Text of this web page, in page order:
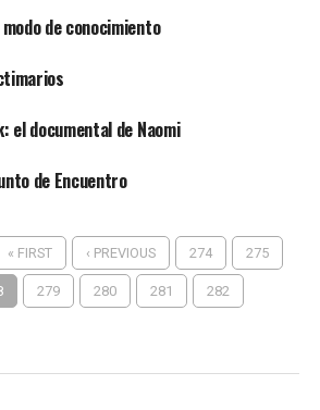
de conocimiento
el documental de Naomi
de Encuentro
« FIRST ‹ PREVIOUS 274 275
279 280 281 282